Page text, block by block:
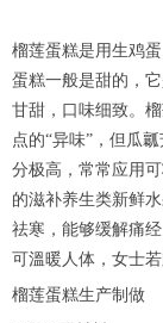
榴莲蛋糕是用生鸡
蛋糕一般是甜的，
甘甜，口味细致。
点的“异味”，但瓜
分极高，常常应用
的滋补养生类新鲜
祛寒，能够缓解痛
可溫暖人体，女士
榴莲蛋糕生产制做